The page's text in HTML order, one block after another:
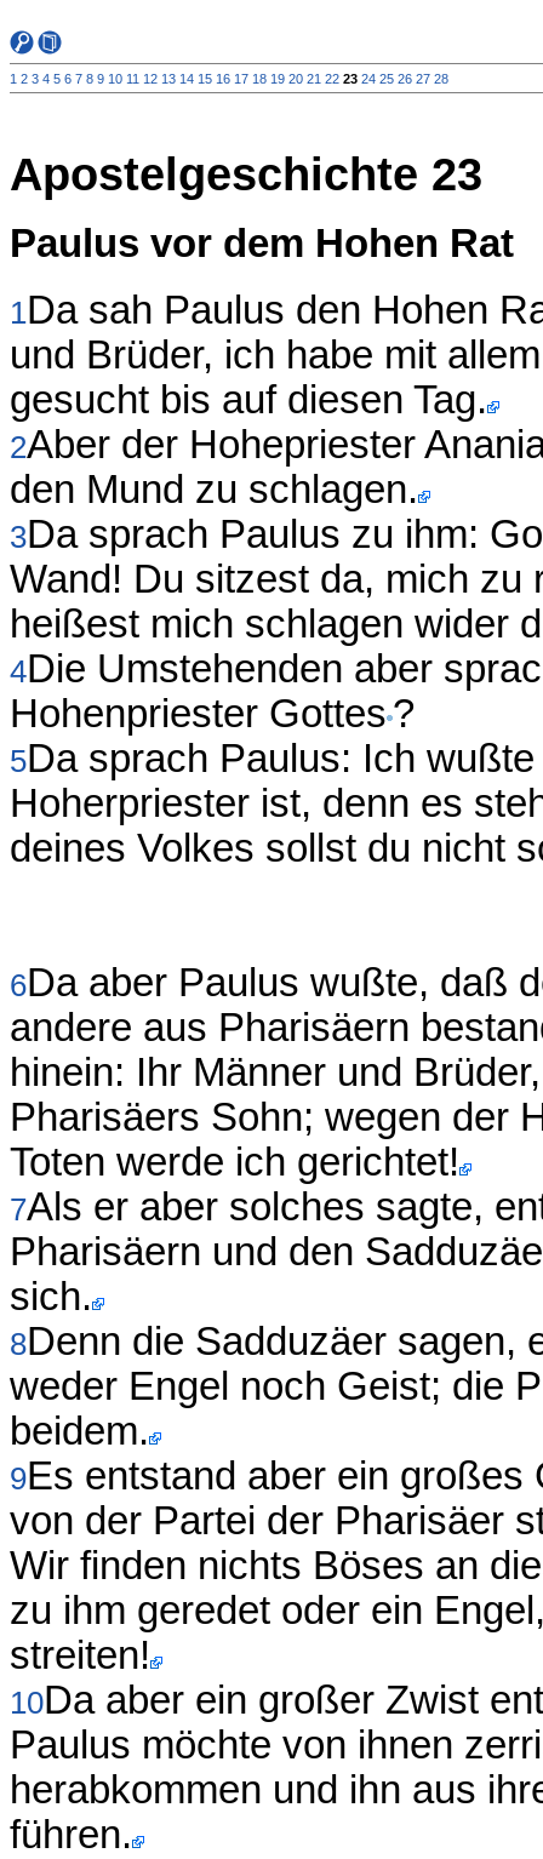
1 2 3 4 5 6 7 8 9 10 11 12 13 14 15 16 17 18 19 20 21 22 23 24 25 26 27 28
Apostelgeschichte 23
Paulus vor dem Hohen Rat
1Da sah Paulus den Hohen
und Brüder, ich habe mit
gesucht bis auf diesen Tag.
2Aber der Hohepriester
den Mund zu schlagen.
3Da sprach Paulus zu ihm:
Wand! Du sitzest da, mich zu
heißest mich schlagen wider
4Die Umstehenden aber
Hohenpriester Gottes?
5Da sprach Paulus: Ich
Hoherpriester ist, denn es
deines Volkes sollst du nicht
6Da aber Paulus wußte, daß
andere aus Pharisäern
hinein: Ihr Männer und
Pharisäers Sohn; wegen der
Toten werde ich gerichtet!
7Als er aber solches sagte,
Pharisäern und den
sich.
8Denn die Sadduzäer sagen,
weder Engel noch Geist; die
beidem.
9Es entstand aber ein
von der Partei der Pharisäer
Wir finden nichts Böses an
zu ihm geredet oder ein
streiten!
10Da aber ein großer Zwist
Paulus möchte von ihnen
herabkommen und ihn aus
führen.